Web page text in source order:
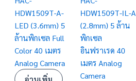
HDW1509T-A-
LED (3.6mm) 5
ล้านพิกเซล Full
Color 40 เมตร
Analog Camera
HDW1509T-IL-A
(2.8mm) 5 ล้าน
พิกเซล
อินฟราเรด 40
เมตร Analog
Camera